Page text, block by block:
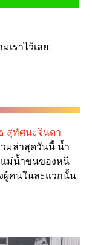
ราไว้เลย:
สุทัศนะจินดา
มล่าสุดวันนี้ น้ำ
แม่น้ำขนของหนี
ผู้คนในละแวกนั้น